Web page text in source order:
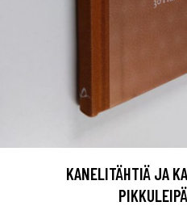
KANELITÄHTIÄ JA